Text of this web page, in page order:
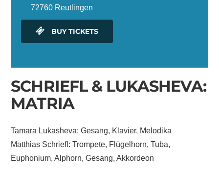
72760 Reutlingen
BUY TICKETS
SCHRIEFL & LUKASHEVA:
MATRIA
Tamara Lukasheva: Gesang, Klavier, Melodika
Matthias Schriefl: Trompete, Flügelhorn, Tuba,
Euphonium, Alphorn, Gesang, Akkordeon